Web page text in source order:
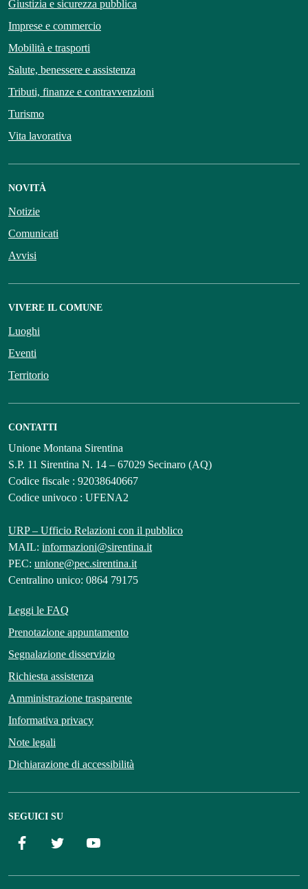
Giustizia e sicurezza pubblica
Imprese e commercio
Mobilità e trasporti
Salute, benessere e assistenza
Tributi, finanze e contravvenzioni
Turismo
Vita lavorativa
NOVITÀ
Notizie
Comunicati
Avvisi
VIVERE IL COMUNE
Luoghi
Eventi
Territorio
CONTATTI
Unione Montana Sirentina
S.P. 11 Sirentina N. 14 – 67029 Secinaro (AQ)
Codice fiscale : 92038640667
Codice univoco : UFENA2
URP – Ufficio Relazioni con il pubblico
MAIL: informazioni@sirentina.it
PEC: unione@pec.sirentina.it
Centralino unico: 0864 79175
Leggi le FAQ
Prenotazione appuntamento
Segnalazione disservizio
Richiesta assistenza
Amministrazione trasparente
Informativa privacy
Note legali
Dichiarazione di accessibilità
SEGUICI SU
Facebook Twitter